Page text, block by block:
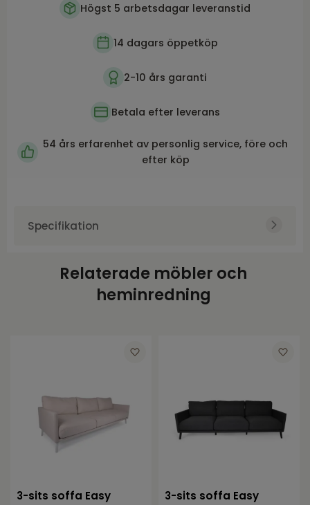
Högst 5 arbetsdagar leveranstid
14 dagars öppetköp
2-10 års garanti
Betala efter leverans
54 års erfarenhet av personlig service, före och
efter köp
Specifikation
Varumärke
Brafab
Natur
Material
Aluminium, Olefin
Relaterade möbler och
heminredning
3-sits soffa Easy 3-sits soffa Easy